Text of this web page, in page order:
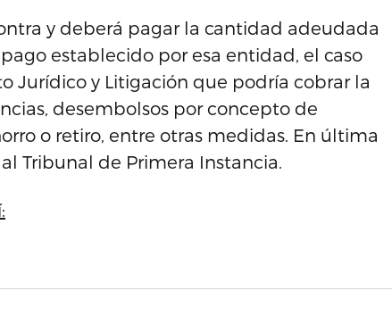
y deberá pagar la cantidad adeudada
establecido por esa entidad, el caso
Jurídico y Litigación que podría cobrar la
desembolsos por concepto de
o retiro, entre otras medidas. En última
Tribunal de Primera Instancia.